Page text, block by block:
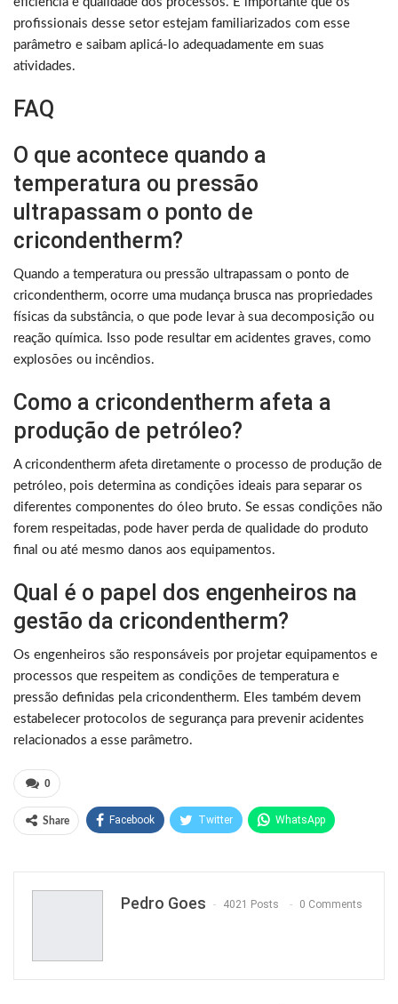
profissionais desse setor estejam familiarizados com esse
parâmetro e saibam aplicá-lo adequadamente em suas
atividades.
FAQ
O que acontece quando a
temperatura ou pressão
ultrapassam o ponto de
cricondentherm?
Quando a temperatura ou pressão ultrapassam o ponto de
cricondentherm, ocorre uma mudança brusca nas propriedades
físicas da substância, o que pode levar à sua decomposição ou
reação química. Isso pode resultar em acidentes graves, como
explosões ou incêndios.
Como a cricondentherm afeta a
produção de petróleo?
A cricondentherm afeta diretamente o processo de produção de
petróleo, pois determina as condições ideais para separar os
diferentes componentes do óleo bruto. Se essas condições não
forem respeitadas, pode haver perda de qualidade do produto
final ou até mesmo danos aos equipamentos.
Qual é o papel dos engenheiros na
gestão da cricondentherm?
Os engenheiros são responsáveis por projetar equipamentos e
processos que respeitem as condições de temperatura e
pressão definidas pela cricondentherm. Eles também devem
estabelecer protocolos de segurança para prevenir acidentes
relacionados a esse parâmetro.
0
Share Facebook Twitter WhatsApp
Pedro Goes 4021 Posts 0 Comments